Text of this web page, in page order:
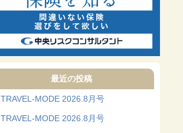
最近の投稿
TRAVEL-MODE 2026.8月号
TRAVEL-MODE 2026.8月号